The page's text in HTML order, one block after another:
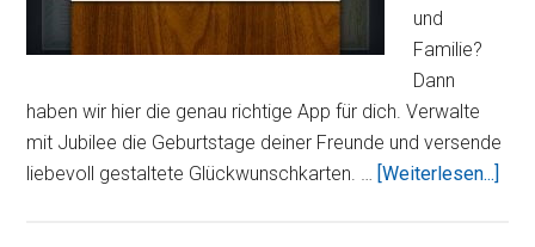
und
Familie?
Dann
haben wir hier die genau richtige App für dich. Verwalte
mit Jubilee die Geburtstage deiner Freunde und versende
liebevoll gestaltete Glückwunschkarten. … [Weiterlesen...]